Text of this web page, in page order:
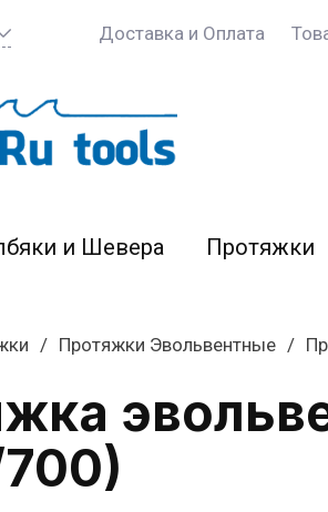
Доставка и Оплата
и Шевера Протяжки
/ Протяжки Эвольвентные /